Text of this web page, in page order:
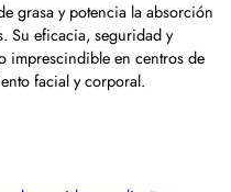
grasa y potencia la absorción
Su eficacia, seguridad y
imprescindible en centros de
facial y corporal.